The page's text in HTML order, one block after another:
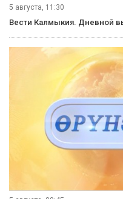
Вести Калмыкия. Выпуск на